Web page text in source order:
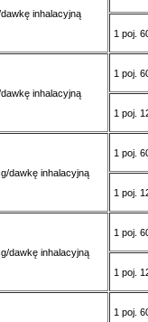
inhalacyjną
1 poj.
inhalacyjną
1 poj.
1 poj.
dawkę inhalacyjną
1 poj.
1 poj.
dawkę inhalacyjną
1 poj.
1 poj.
1 poj.